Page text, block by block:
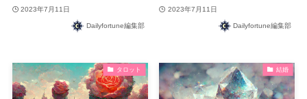
2023年7月11日
Dailyfortune編集部
2023年7月11日
Dailyfortune編集部
タロット 結婚